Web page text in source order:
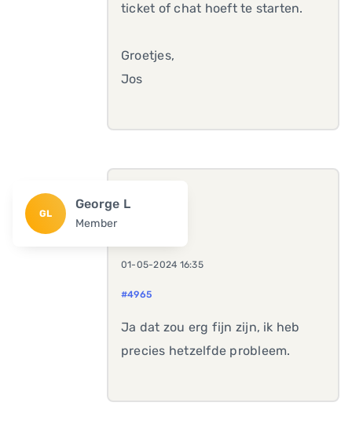
ticket of chat hoeft te starten.
Groetjes,
Jos
GL
George L
Member
01-05-2024 16:35
#4965
Ja dat zou erg fijn zijn, ik heb
precies hetzelfde probleem.